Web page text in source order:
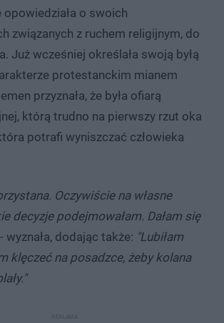
opowiedziała o swoich
związanych z ruchem religijnym, do
Już wcześniej określała swoją byłą
protestanckim mianem
przyznała, że była ofiarą
którą trudno na pierwszy rzut oka
potrafi wyniszczać człowieka
Oczywiście na własne
decyzje podejmowałam. Dałam się
wyznała, dodając także: "Lubiłam
klęczeć na posadzce, żeby kolana